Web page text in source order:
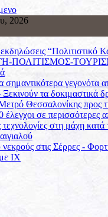
2026
εκδηλώσεις “Πολιτιστικό
ΓΗ-ΠΟΛΙΤΙΣΜΟΣ-
γεγονότα
τα δοκιμαστικά
Θεσσαλονίκης προς
σε περισσότερες
στη μάχη κατά
στις Σέρρες -
ΙΧ